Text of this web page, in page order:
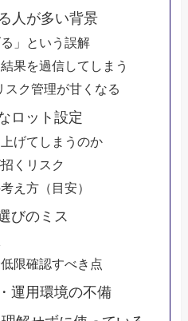
人が多い背景
る」という誤解
果を過信してしまう
スク管理が甘くなる
ロット設定
げてしまうのか
くリスク
え方（目安）
びのミス
限確認すべき点
運用環境の不備